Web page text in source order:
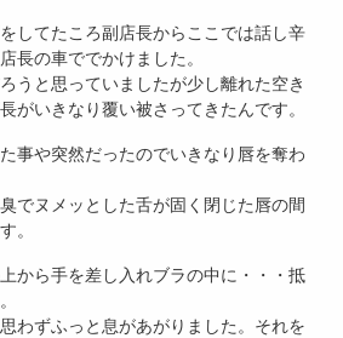
してたころ副店長からここでは話し辛
長の車ででかけました。
うと思っていましたが少し離れた空き
がいきなり覆い被さってきたんです。
事や突然だったのでいきなり唇を奪わ
でヌメッとした舌が固く閉じた唇の間
。
から手を差し入れブラの中に・・・抵
わずふっと息があがりました。それを